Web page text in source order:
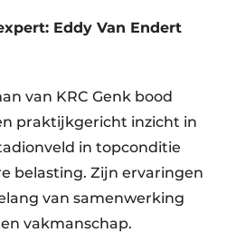
Eddy Van Endert
van KRC Genk bood
praktijkgericht inzicht in
in topconditie
belasting. Zijn ervaringen
van samenwerking
vakmanschap.